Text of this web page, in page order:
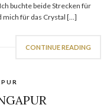
buchte beide Strecken für
mich für das Crystal […]
CONTINUE READING